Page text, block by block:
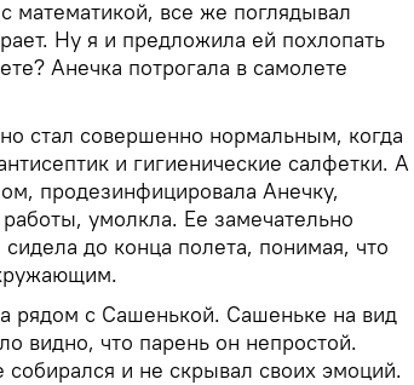
математикой, все же поглядывал
Ну я и предложила ей похлопать
Анечка потрогала в самолете
стал совершенно нормальным, когда
и гигиенические салфетки. А
продезинфицировала Анечку,
умолкла. Ее замечательно
до конца полета, понимая, что
рядом с Сашенькой. Сашеньке на вид
видно, что парень он непростой.
собирался и не скрывал своих эмоций.